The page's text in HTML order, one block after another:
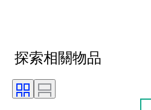
探索相關物品